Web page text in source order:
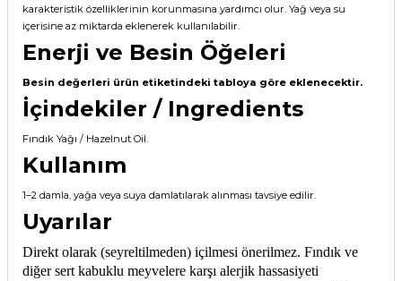
karakteristik özelliklerinin korunmasına yardımcı olur. Yağ veya su
içerisine az miktarda eklenerek kullanılabilir.
Enerji ve Besin Öğeleri
Besin değerleri ürün etiketindeki tabloya göre eklenecektir.
İçindekiler / Ingredients
Fındık Yağı / Hazelnut Oil.
Kullanım
1–2 damla, yağa veya suya damlatılarak alınması tavsiye edilir.
Uyarılar
Direkt olarak (seyreltilmeden) içilmesi önerilmez. Fındık ve
diğer sert kabuklu meyvelere karşı alerjik hassasiyeti